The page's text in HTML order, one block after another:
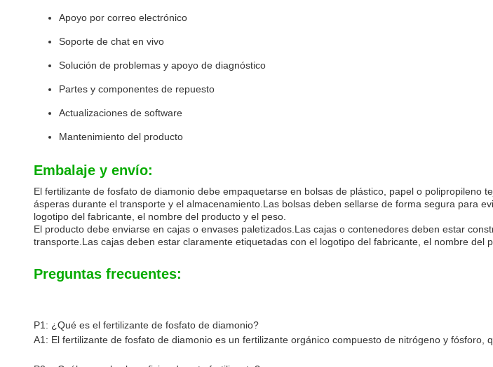
Apoyo por correo electrónico
Soporte de chat en vivo
Solución de problemas y apoyo de diagnóstico
Partes y componentes de repuesto
Actualizaciones de software
Mantenimiento del producto
Embalaje y envío:
El fertilizante de fosfato de diamonio debe empaquetarse en bolsas de plástico, papel o
ásperas durante el transporte y el almacenamiento.Las bolsas deben sellarse de forma segura para
logotipo del fabricante, el nombre del producto y el peso.
El producto debe enviarse en cajas o envases paletizados.Las cajas o contenedores deben estar
transporte.Las cajas deben estar claramente etiquetadas con el logotipo del fabricante, el nombre del
Preguntas frecuentes:
P1: ¿Qué es el fertilizante de fosfato de diamonio?
A1: El fertilizante de fosfato de diamonio es un fertilizante orgánico compuesto de nitrógeno y fósforo,